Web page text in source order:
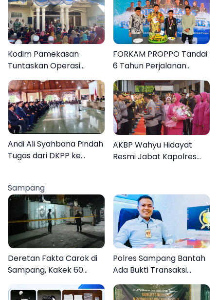
Kodim Pamekasan
Tuntaskan Operasi
Katarak Gratis, 160
Warga Kembali Melihat
Lebih Jelas
FORKAM PROPPO Tandai
6 Tahun Perjalanan
dengan Peluncuran Mars,
Hymne, dan Buku
Organisasi
Andi Ali Syahbana Pindah
Tugas dari DKPP ke
AKBP Wahyu Hidayat
Resmi Jabat Kapolres
Sampang
Deretan Fakta Carok di
Sampang, Kakek 60
Tahun Duel Melawan 2
Pria
Polres Sampang Bantah
Ada Bukti Transaksi
dalam Kasus Rudapaksa
Anak 27 Tersangka